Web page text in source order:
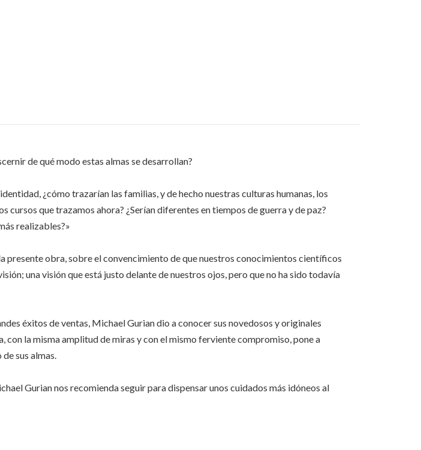
de qué modo estas almas se desarrollan?
¿cómo trazarían las familias, y de hecho nuestras culturas humanas, los
que trazamos ahora? ¿Serían diferentes en tiempos de guerra y de paz?
realizables?»
presente obra, sobre el convencimiento de que nuestros conocimientos científicos
una visión que está justo delante de nuestros ojos, pero que no ha sido todavía
éxitos de ventas, Michael Gurian dio a conocer sus novedosos y originales
la misma amplitud de miras y con el mismo ferviente compromiso, pone a
sus almas.
Gurian nos recomienda seguir para dispensar unos cuidados más idóneos al